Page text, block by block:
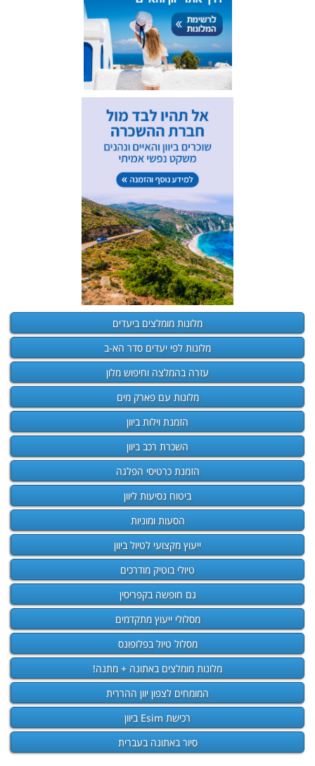
מלונות מומלצים ביעדים
מלונות לפי יעדים סדר הא-ב
עזרה בהמלצה וחיפוש מלון
מלונות עם פארק מים
הזמנת וילות ביוון
השכרת רכב ביוון
הזמנת כרטיסי הפלגה
ביטוח נסיעות ליוון
הסעות ומוניות
ייעוץ מקצועי לטיול ביוון
טיולי בוטיק מודרכים
גם חופשה בקפריסין
מסלולי ייעוץ מתקדמים
מסלול טיול בפלופונס
מלונות מומלצים באתונה + מתנה!
המומחים לצפון יוון ההררית
רכישת Esim ביוון
סיור באתונה בעברית